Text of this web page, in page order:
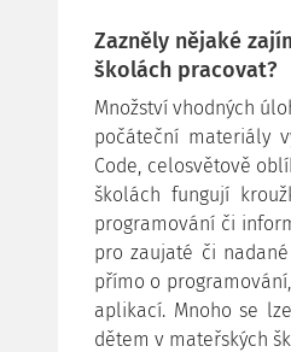
Zazněly nějaké
školách pracovat?
Množství vhodných
počáteční materiály
Code, celosvětově
školách fungují
programování či
pro zaujaté či
přímo o
aplikací. Mnoho se
dětem v mateřských